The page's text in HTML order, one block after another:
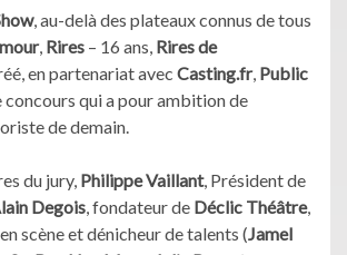
, au-delà des plateaux connus de tous
, Rires – 16 ans, Rires de
en partenariat avec Casting.fr, Public
concours qui a pour ambition de
de demain.
du jury, Philippe Vaillant, Président de
Degois, fondateur de Déclic Théâtre,
scène et dénicheur de talents (Jamel